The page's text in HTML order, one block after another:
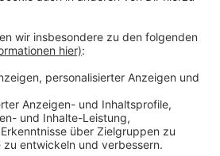
ist egal. Die Europäische
verspricht "eine faire und
Pro Person kann sich auf
beworben werden. Die